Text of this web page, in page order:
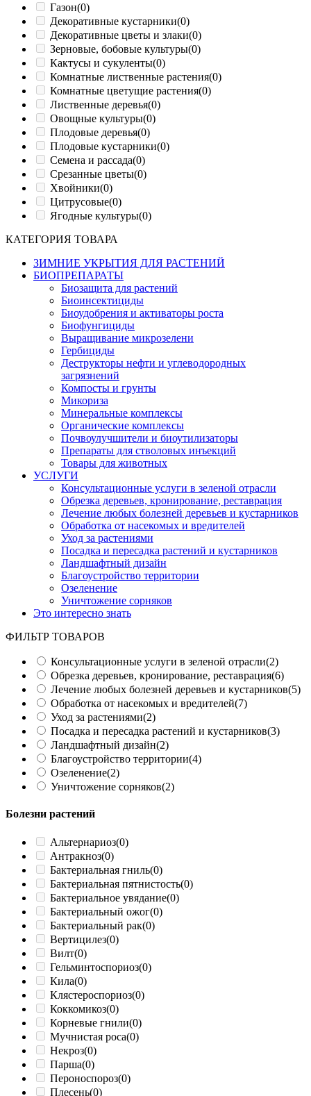
Газон(0)
Декоративные кустарники(0)
Декоративные цветы и злаки(0)
Зерновые, бобовые культуры(0)
Кактусы и сукуленты(0)
Комнатные лиственные растения(0)
Комнатные цветущие растения(0)
Лиственные деревья(0)
Овощные культуры(0)
Плодовые деревья(0)
Плодовые кустарники(0)
Семена и рассада(0)
Срезанные цветы(0)
Хвойники(0)
Цитрусовые(0)
Ягодные культуры(0)
КАТЕГОРИЯ ТОВАРА
ЗИМНИЕ УКРЫТИЯ ДЛЯ РАСТЕНИЙ
БИОПРЕПАРАТЫ
Биозащита для растений
Биоинсектициды
Биоудобрения и активаторы роста
Биофунгициды
Выращивание микрозелени
Гербициды
Деструкторы нефти и углеводородных
загрязнений
Компосты и грунты
Микориза
Минеральные комплексы
Органические комплексы
Почвоулучшители и биоутилизаторы
Препараты для стволовых инъекций
Товары для животных
УСЛУГИ
Консультационные услуги в зеленой отрасли
Обрезка деревьев, кронирование, реставрация
Лечение любых болезней деревьев и кустарников
Обработка от насекомых и вредителей
Уход за растениями
Посадка и пересадка растений и кустарников
Ландшафтный дизайн
Благоустройство территории
Озеленение
Уничтожение сорняков
Это интересно знать
ФИЛЬТР ТОВАРОВ
Консультационные услуги в зеленой отрасли(2)
Обрезка деревьев, кронирование, реставрация(6)
Лечение любых болезней деревьев и кустарников(5)
Обработка от насекомых и вредителей(7)
Уход за растениями(2)
Посадка и пересадка растений и кустарников(3)
Ландшафтный дизайн(2)
Благоустройство территории(4)
Озеленение(2)
Уничтожение сорняков(2)
Болезни растений
Альтернариоз(0)
Антракноз(0)
Бактериальная гниль(0)
Бактериальная пятнистость(0)
Бактериальное увядание(0)
Бактериальный ожог(0)
Бактериальный рак(0)
Вертицилез(0)
Вилт(0)
Гельминтоспориоз(0)
Кила(0)
Клястероспориоз(0)
Коккомикоз(0)
Корневые гнили(0)
Мучнистая роса(0)
Некроз(0)
Парша(0)
Пероноспороз(0)
Плесень(0)